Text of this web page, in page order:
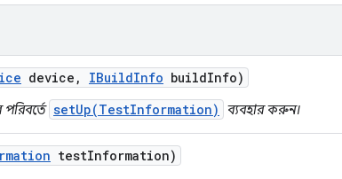
device , IBuildInfo buildInfo)
পরিবর্তে setUp(TestInformation) ব্যবহার করুন।
testInformation)